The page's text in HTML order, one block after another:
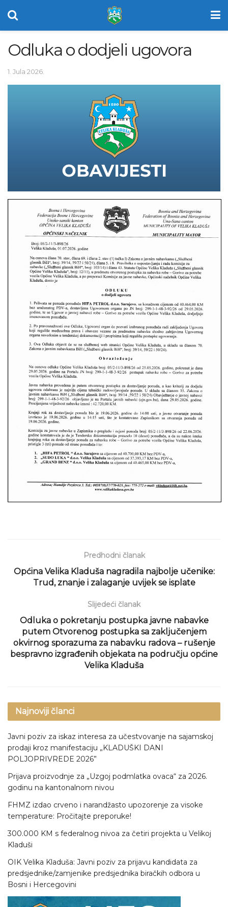
Odluka o dodjeli ugovora
1. Jula 2026.
Predhodni članak
Općina Velika Kladuša nagradila najbolje učenike:
Trud, znanje i zalaganje uvijek se isplate
Slijedeći članak
Odluka o pokretanju postupka javne nabavke
putem Otvorenog postupka sa zaključenjem
okvirnog sporazuma za nabavku radova – rušenje
bespravno izgrađenih objekata na području općine
Velika Kladuša
Najnoviji članci
Javni poziv za iskaz interesa za učestvovanje na sajamskoj
prodaji kroz manifestaciju „KLADUŠKI DANI
POLJOPRIVREDE 2026”
Prijava proizvodnje za „Uzgoj podmlatka ovaca“ za 2026.
godinu na kantonalnom nivou
FHMZ izdao crveno i narandžasto upozorenje za visoke
temperature: Pročitajte preporuke!
300.000 KM s federalnog nivoa za četiri projekta u Velikoj
Kladuši
OIK Velika Kladuša: Javni poziv za prijavu kandidata za
predsjednike/zamjenike predsjednika biračkih odbora u
Bosni i Hercegovini